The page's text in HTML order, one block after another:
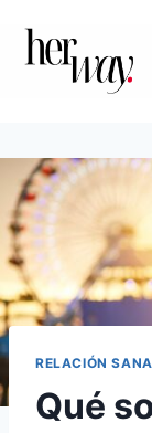
contenido
RELACIÓN SANA
Qué